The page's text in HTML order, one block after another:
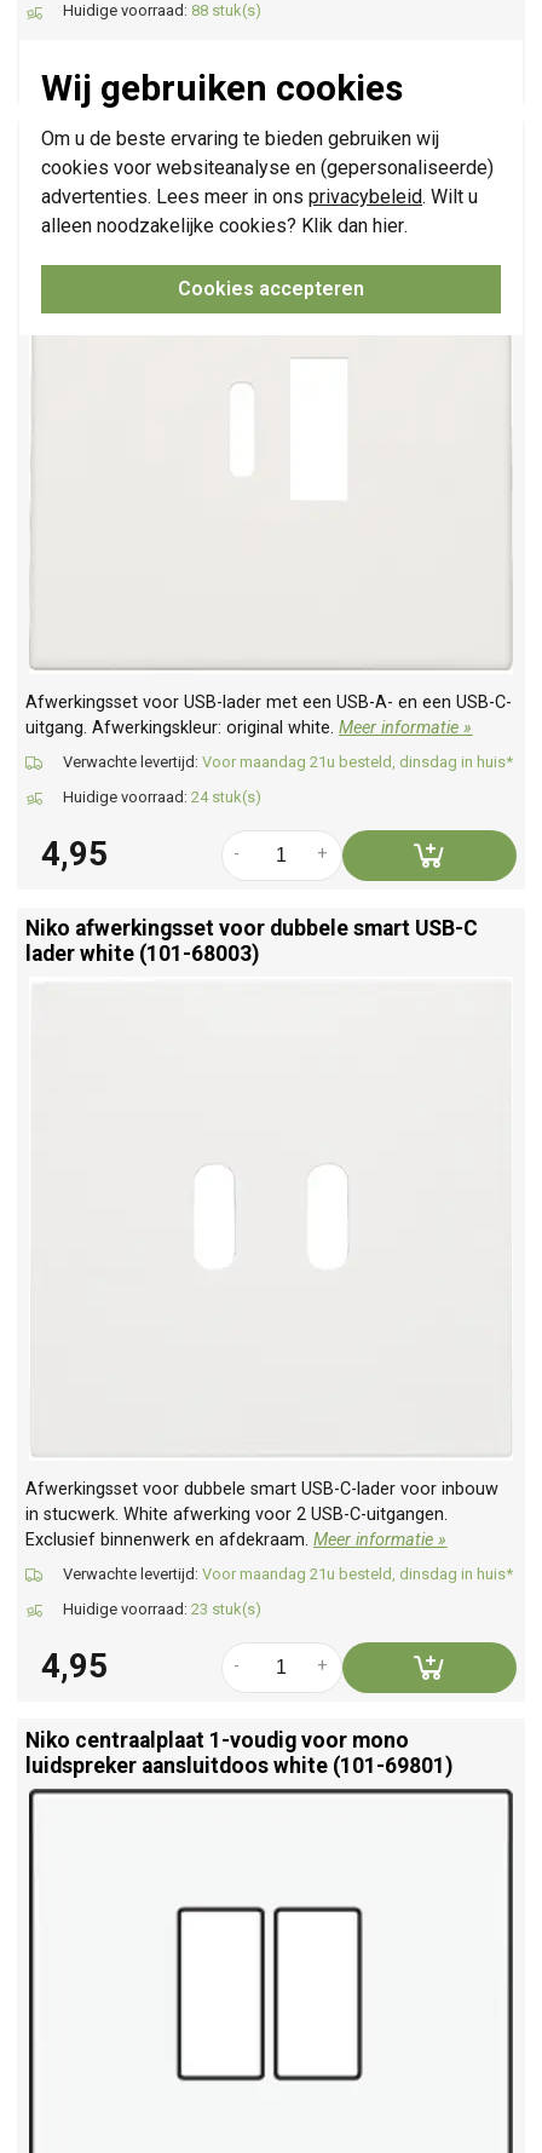
Wij gebruiken cookies
Om u de beste ervaring te bieden gebruiken wij
cookies voor websiteanalyse en (gepersonaliseerde)
advertenties. Lees meer in ons privacybeleid. Wilt u
alleen noodzakelijke cookies? Klik dan hier.
Cookies accepteren
Huidige voorraad: 88 stuk(s)
1,95
Niko afwerkingsset voor dubbele smart USB-A en
USB-C lader white (101-68002)
Afwerkingsset voor USB-lader met een USB-A- en een USB-C-
uitgang. Afwerkingskleur: original white.Meer informatie »
Verwachte levertijd: Voor maandag 21u besteld, dinsdag in huis*
Huidige voorraad: 24 stuk(s)
4,95 +
-
Niko afwerkingsset voor dubbele smart USB-C
lader white (101-68003)
Afwerkingsset voor dubbele smart USB-C-lader voor inbouw
in stucwerk. White afwerking voor 2 USB-C-uitgangen.
Exclusief binnenwerk en afdekraam.Meer informatie »
Verwachte levertijd: Voor maandag 21u besteld, dinsdag in huis*
Huidige voorraad: 23 stuk(s)
4,95 +
-
Niko centraalplaat 1-voudig voor mono
luidspreker aansluitdoos white (101-69801)